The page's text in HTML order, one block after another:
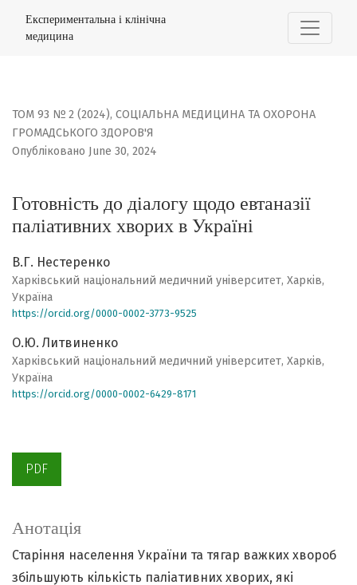
Готовність до діалогу щодо евтаназії паліативних
Експериментальна і клінічна
медицина
ТОМ 93 № 2 (2024), CОЦІАЛЬНА МЕДИЦИНА ТА ОХОРОНА
ГРОМАДСЬКОГО ЗДОРОВ'Я
Готовність до діалогу щодо евтаназії
паліативних хворих в Україні
Опубліковано June 30, 2024
В.Г. Нестеренко
Харківський національний медичний університет, Харків,
Україна
https://orcid.org/0000-0002-3773-9525
О.Ю. Литвиненко
Харківський національний медичний університет, Харків,
Україна
https://orcid.org/0000-0002-6429-8171
PDF
Анотація
Старіння населення України та тягар важких хвороб
збільшують кількість паліативних хворих, які